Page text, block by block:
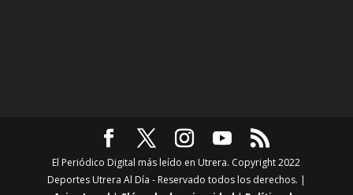
El Periódico Digital más leído en Utrera. Copyright 2022
Deportes Utrera Al Día - Reservado todos los derechos. |